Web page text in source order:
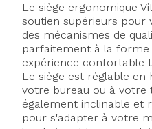
Le siège ergonomique
soutien supérieurs pour
des mécanismes de
parfaitement à la
expérience confortable
Le siège est réglable
votre bureau ou à votre
également inclinable et
pour s'adapter à votre